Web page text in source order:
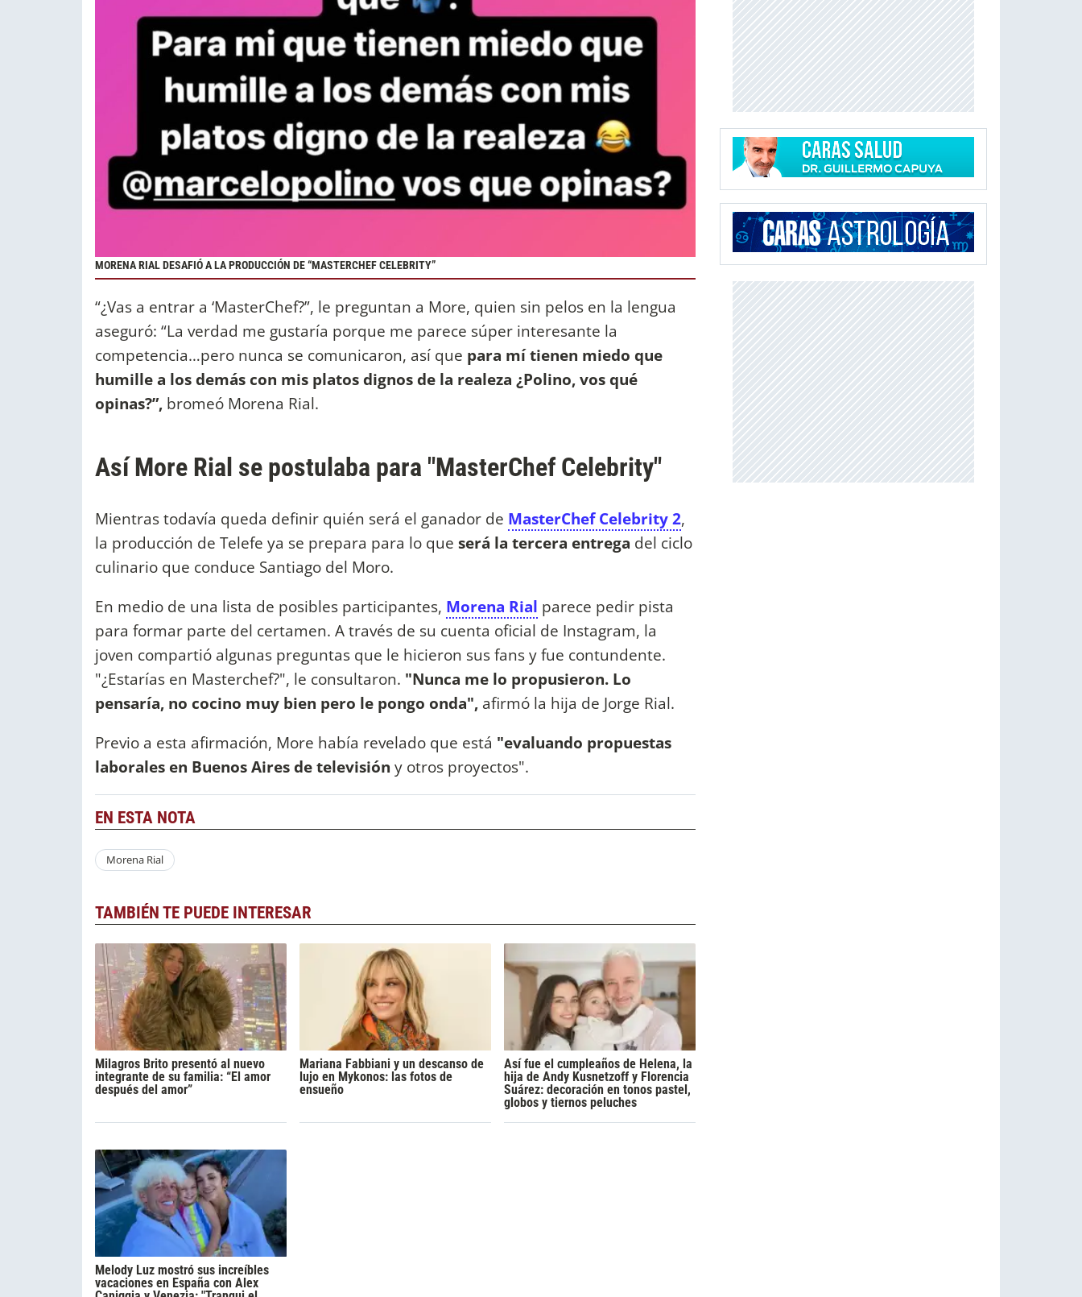
MORENA RIAL DESAFIÓ A LA PRODUCCIÓN DE “MASTERCHEF CELEBRITY”
“¿Vas a entrar a ‘MasterChef?”, le preguntan a More, quien sin pelos en la lengua
aseguró: “La verdad me gustaría porque me parece súper interesante la
competencia…pero nunca se comunicaron, así que para mí tienen miedo que
humille a los demás con mis platos dignos de la realeza ¿Polino, vos qué
opinas?”, bromeó Morena Rial.
Así More Rial se postulaba para "MasterChef Celebrity"
Mientras todavía queda definir quién será el ganador de MasterChef Celebrity 2,
la producción de Telefe ya se prepara para lo que será la tercera entrega del ciclo
culinario que conduce Santiago del Moro.
En medio de una lista de posibles participantes, Morena Rial parece pedir pista
para formar parte del certamen. A través de su cuenta oficial de Instagram, la
joven compartió algunas preguntas que le hicieron sus fans y fue contundente.
"¿Estarías en Masterchef?", le consultaron. "Nunca me lo propusieron. Lo
pensaría, no cocino muy bien pero le pongo onda", afirmó la hija de Jorge Rial.
Previo a esta afirmación, More había revelado que está "evaluando propuestas
laborales en Buenos Aires de televisión y otros proyectos".
EN ESTA NOTA
Morena Rial
TAMBIÉN TE PUEDE INTERESAR
Milagros Brito presentó al nuevo
integrante de su familia: “El amor
después del amor”
Mariana Fabbiani y un descanso de
lujo en Mykonos: las fotos de
ensueño
Así fue el cumpleaños de Helena, la
hija de Andy Kusnetzoff y Florencia
Suárez: decoración en tonos pastel,
globos y tiernos peluches
Melody Luz mostró sus increíbles
vacaciones en España con Alex